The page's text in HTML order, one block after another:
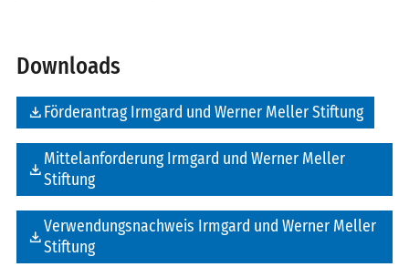
Downloads
file_download Förderantrag Irmgard und Werner Meller Stiftung
file_download
Mittelanforderung Irmgard und Werner Meller
Stiftung
file_download
Verwendungsnachweis Irmgard und Werner Meller
Stiftung